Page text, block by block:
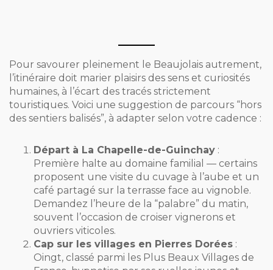
Pour savourer pleinement le Beaujolais autrement,
l’itinéraire doit marier plaisirs des sens et curiosités
humaines, à l’écart des tracés strictement
touristiques. Voici une suggestion de parcours “hors
des sentiers balisés”, à adapter selon votre cadence :
Départ à La Chapelle-de-Guinchay :
Première halte au domaine familial — certains
proposent une visite du cuvage à l’aube et un
café partagé sur la terrasse face au vignoble.
Demandez l’heure de la “palabre” du matin,
souvent l’occasion de croiser vignerons et
ouvriers viticoles.
Cap sur les villages en Pierres Dorées :
Oingt, classé parmi les Plus Beaux Villages de